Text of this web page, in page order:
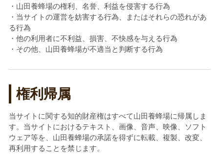
・山田養蜂場の権利、名誉、利益を侵害する行為
・当サイトの運営を妨害する行為、またはそれらの恐れがあ
る行為
・他の利用者に不利益、損害、不快感を与える行為
・その他、山田養蜂場が不適当と判断する行為
権利帰属
当サイトに関する知的財産権はすべて山田養蜂場に帰属しま
す。当サイトにおけるテキスト、画像、音声、映像、ソフト
ウェア等を、山田養蜂場の承諾を得ずに転載、複製、改変、
再利用することを禁じます。